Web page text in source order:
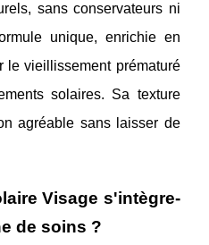
sans conservateurs ni
unique, enrichie en
le vieillissement prématuré
solaires. Sa texture
agréable sans laisser de
Visage s'intègre-
de soins ?